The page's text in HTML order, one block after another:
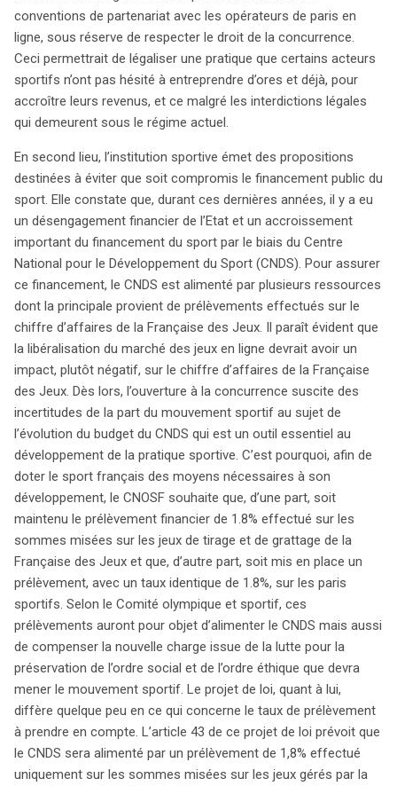
conventions de partenariat avec les opérateurs de paris en
ligne, sous réserve de respecter le droit de la concurrence.
Ceci permettrait de légaliser une pratique que certains acteurs
sportifs n’ont pas hésité à entreprendre d’ores et déjà, pour
accroître leurs revenus, et ce malgré les interdictions légales
qui demeurent sous le régime actuel.
En second lieu, l’institution sportive émet des propositions
destinées à éviter que soit compromis le financement public du
sport. Elle constate que, durant ces dernières années, il y a eu
un désengagement financier de l’Etat et un accroissement
important du financement du sport par le biais du Centre
National pour le Développement du Sport (CNDS). Pour assurer
ce financement, le CNDS est alimenté par plusieurs ressources
dont la principale provient de prélèvements effectués sur le
chiffre d’affaires de la Française des Jeux. Il paraît évident que
la libéralisation du marché des jeux en ligne devrait avoir un
impact, plutôt négatif, sur le chiffre d’affaires de la Française
des Jeux. Dès lors, l’ouverture à la concurrence suscite des
incertitudes de la part du mouvement sportif au sujet de
l’évolution du budget du CNDS qui est un outil essentiel au
développement de la pratique sportive. C’est pourquoi, afin de
doter le sport français des moyens nécessaires à son
développement, le CNOSF souhaite que, d’une part, soit
maintenu le prélèvement financier de 1.8% effectué sur les
sommes misées sur les jeux de tirage et de grattage de la
Française des Jeux et que, d’autre part, soit mis en place un
prélèvement, avec un taux identique de 1.8%, sur les paris
sportifs. Selon le Comité olympique et sportif, ces
prélèvements auront pour objet d’alimenter le CNDS mais aussi
de compenser la nouvelle charge issue de la lutte pour la
préservation de l’ordre social et de l’ordre éthique que devra
mener le mouvement sportif. Le projet de loi, quant à lui,
diffère quelque peu en ce qui concerne le taux de prélèvement
à prendre en compte. L’article 43 de ce projet de loi prévoit que
le CNDS sera alimenté par un prélèvement de 1,8% effectué
uniquement sur les sommes misées sur les jeux gérés par la
search